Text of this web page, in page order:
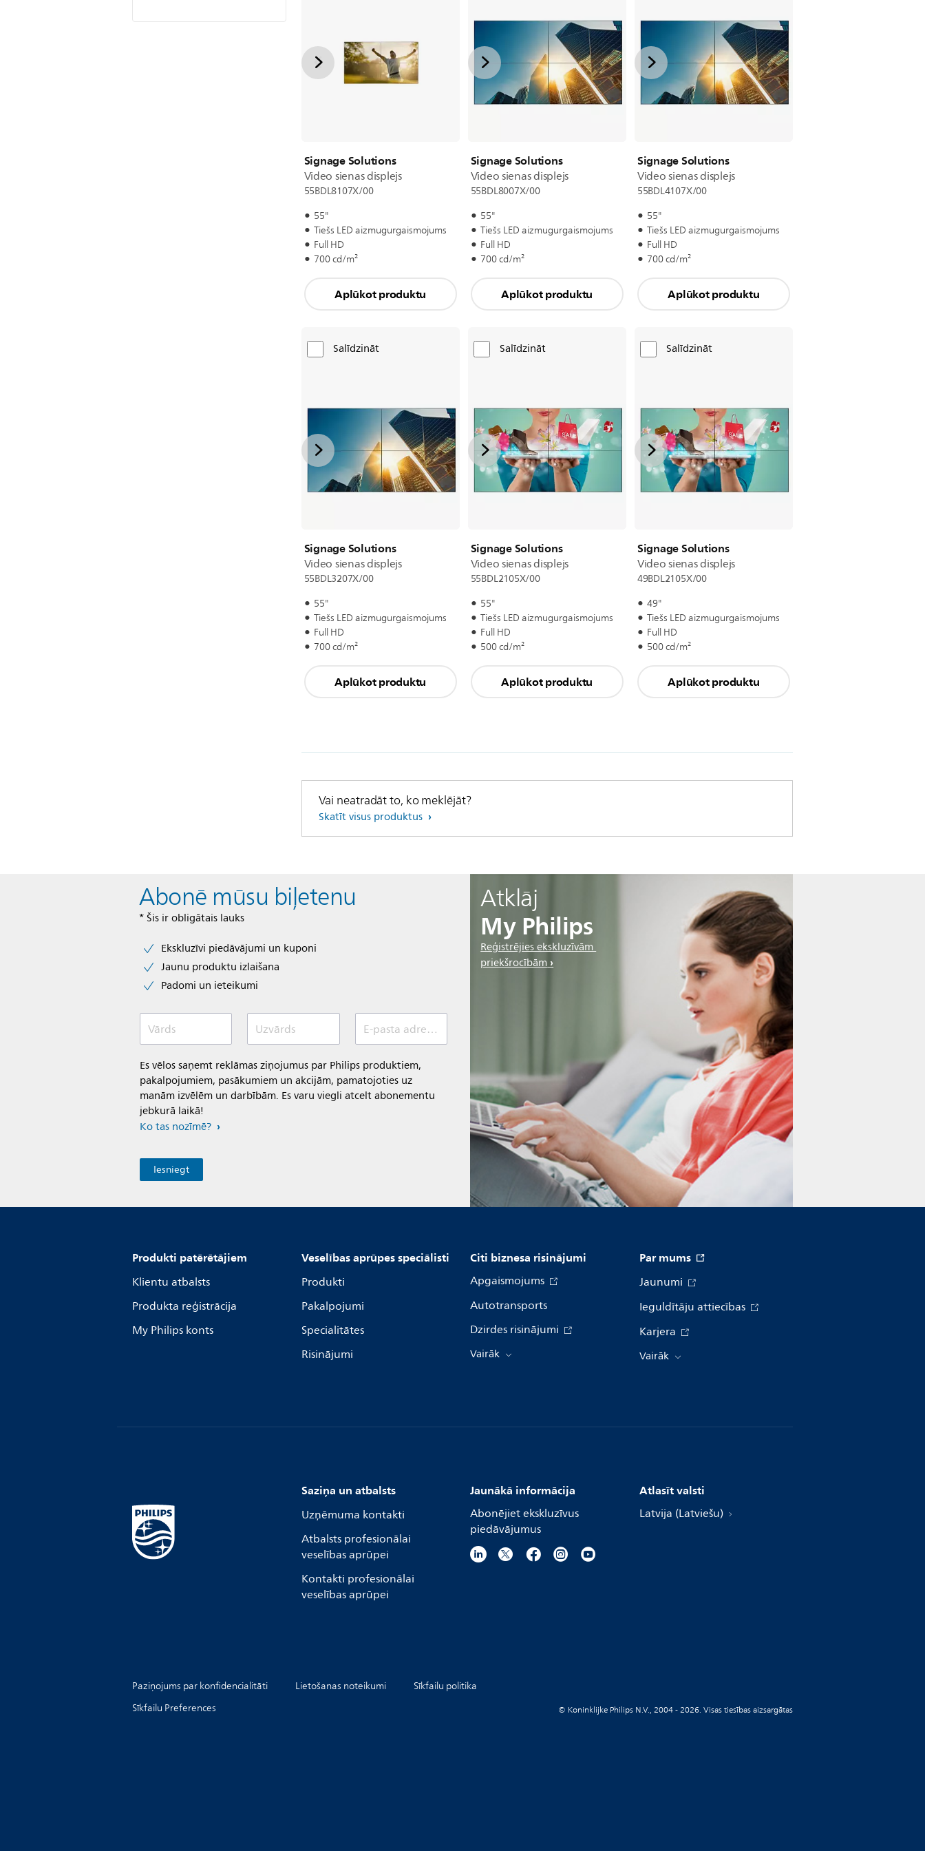
Signage Solutions
Video sienas displejs
55BDL8107X/00
55"
Tiešs LED aizmugurgaismojums
Full HD
700 cd/m²
Aplūkot produktu
Signage Solutions
Video sienas displejs
55BDL8007X/00
55"
Tiešs LED aizmugurgaismojums
Full HD
700 cd/m²
Aplūkot produktu
Signage Solutions
Video sienas displejs
55BDL4107X/00
55"
Tiešs LED aizmugurgaismojums
Full HD
700 cd/m²
Aplūkot produktu
Salīdzināt
Signage Solutions
Video sienas displejs
55BDL3207X/00
55"
Tiešs LED aizmugurgaismojums
Full HD
700 cd/m²
Aplūkot produktu
Salīdzināt
Signage Solutions
Video sienas displejs
55BDL2105X/00
55"
Tiešs LED aizmugurgaismojums
Full HD
500 cd/m²
Aplūkot produktu
Salīdzināt
Signage Solutions
Video sienas displejs
49BDL2105X/00
49"
Tiešs LED aizmugurgaismojums
Full HD
500 cd/m²
Aplūkot produktu
Vai neatradāt to, ko meklējāt?
Skatīt visus produktus
Atklāj
My Philips
Reģistrējies ekskluzīvām
priekšrocībām
Abonē mūsu biļetenu
* Šis ir obligātais lauks
Ekskluzīvi piedāvājumi un kuponi
Jaunu produktu izlaišana
Padomi un ieteikumi
Vārds Uzvārds E-pasta adrese *
Es vēlos saņemt reklāmas ziņojumus par Philips produktiem,
pakalpojumiem, pasākumiem un akcijām, pamatojoties uz
manām izvēlēm un darbībām. Es varu viegli atcelt abonementu
jebkurā laikā!
Ko tas nozīmē?
Produkti patērētājiem
Klientu atbalsts
Produkta reģistrācija
My Philips konts
Veselības aprūpes speciālisti
Produkti
Pakalpojumi
Specialitātes
Risinājumi
Citi biznesa risinājumi
Apgaismojums
Autotransports
Dzirdes risinājumi
Vairāk
Par mums
Jaunumi
Ieguldītāju attiecības
Karjera
Vairāk
Saziņa un atbalsts
Uzņēmuma kontakti
Atbalsts profesionālai
veselības aprūpei
Kontakti profesionālai
veselības aprūpei
Jaunākā informācija
Abonējiet ekskluzīvus
piedāvājumus
Atlasīt valsti
Latvija (Latviešu)
Paziņojums par konfidencialitāti Lietošanas noteikumi
Sīkfailu politika
Sīkfailu Preferences
© Koninklijke Philips N.V., 2004 - 2026. Visas tiesības aizsargātas